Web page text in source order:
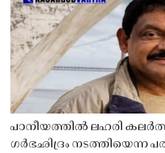
പാനീയത്തിൽ ലഹരി കലർത്തി
ഗർഭഛിദ്രം നടത്തിയെന്ന